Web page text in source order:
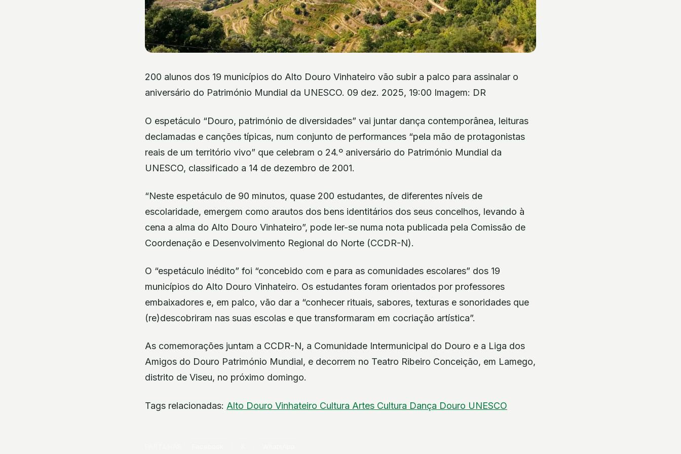
200 alunos dos 19 municípios do Alto Douro Vinhateiro vão subir a palco para assinalar o
aniversário do Património Mundial da UNESCO. 09 dez. 2025, 19:00 Imagem: DR
O espetáculo “Douro, património de diversidades” vai juntar dança contemporânea, leituras
declamadas e canções típicas, num conjunto de performances “pela mão de protagonistas
reais de um território vivo” que celebram o 24.º aniversário do Património Mundial da
UNESCO, classificado a 14 de dezembro de 2001.
“Neste espetáculo de 90 minutos, quase 200 estudantes, de diferentes níveis de
escolaridade, emergem como arautos dos bens identitários dos seus concelhos, levando à
cena a alma do Alto Douro Vinhateiro”, pode ler-se numa nota publicada pela Comissão de
Coordenação e Desenvolvimento Regional do Norte (CCDR-N).
O “espetáculo inédito” foi “concebido com e para as comunidades escolares” dos 19
municípios do Alto Douro Vinhateiro. Os estudantes foram orientados por professores
embaixadores e, em palco, vão dar a “conhecer rituais, sabores, texturas e sonoridades que
(re)descobriram nas suas escolas e que transformaram em cocriação artística”.
As comemorações juntam a CCDR-N, a Comunidade Intermunicipal do Douro e a Liga dos
Amigos do Douro Património Mundial, e decorrem no Teatro Ribeiro Conceição, em Lamego,
distrito de Viseu, no próximo domingo.
Tags relacionadas: Alto Douro Vinhateiro Cultura Artes Cultura Dança Douro UNESCO